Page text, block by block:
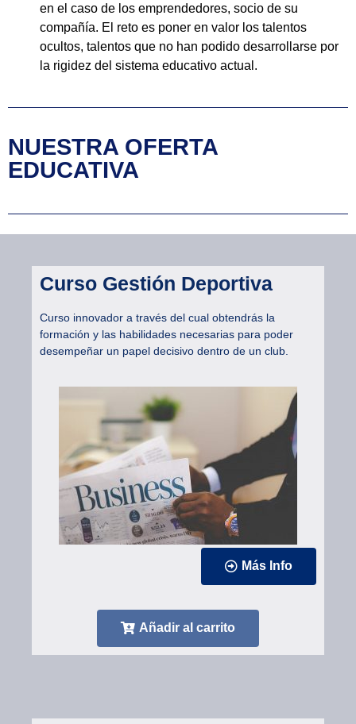
en el caso de los emprendedores, socio de su
compañía. El reto es poner en valor los talentos
ocultos, talentos que no han podido desarrollarse por
la rigidez del sistema educativo actual.
NUESTRA OFERTA
EDUCATIVA
Curso Gestión Deportiva
Curso innovador a través del cual obtendrás la
formación y las habilidades necesarias para poder
desempeñar un papel decisivo dentro de un club.
Más Info
Añadir al carrito